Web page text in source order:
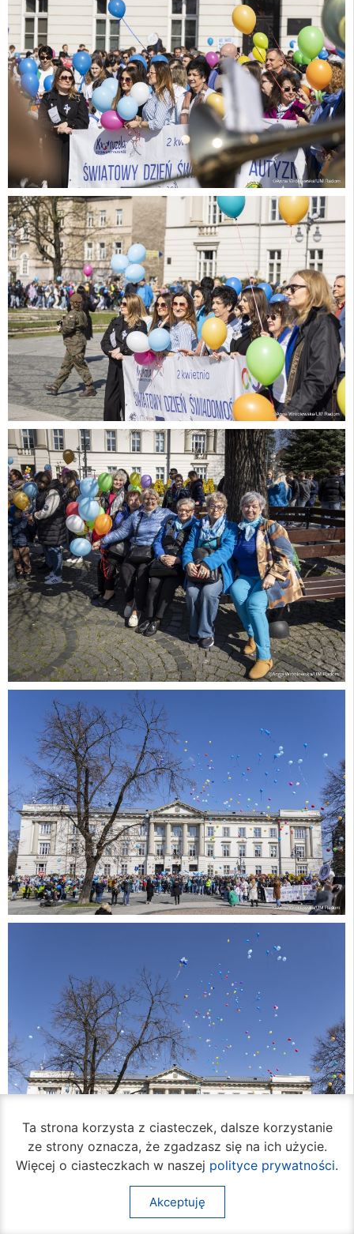
Ta strona korzysta z ciasteczek, dalsze korzystanie
ze strony oznacza, że zgadzasz się na ich użycie.
Więcej o ciasteczkach w naszej polityce prywatności.
Akceptuję